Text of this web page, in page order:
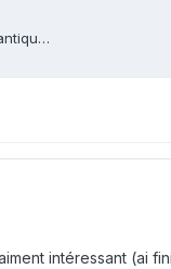
La neuropsychologie, une science romantique selon Luria
intéressant (ai